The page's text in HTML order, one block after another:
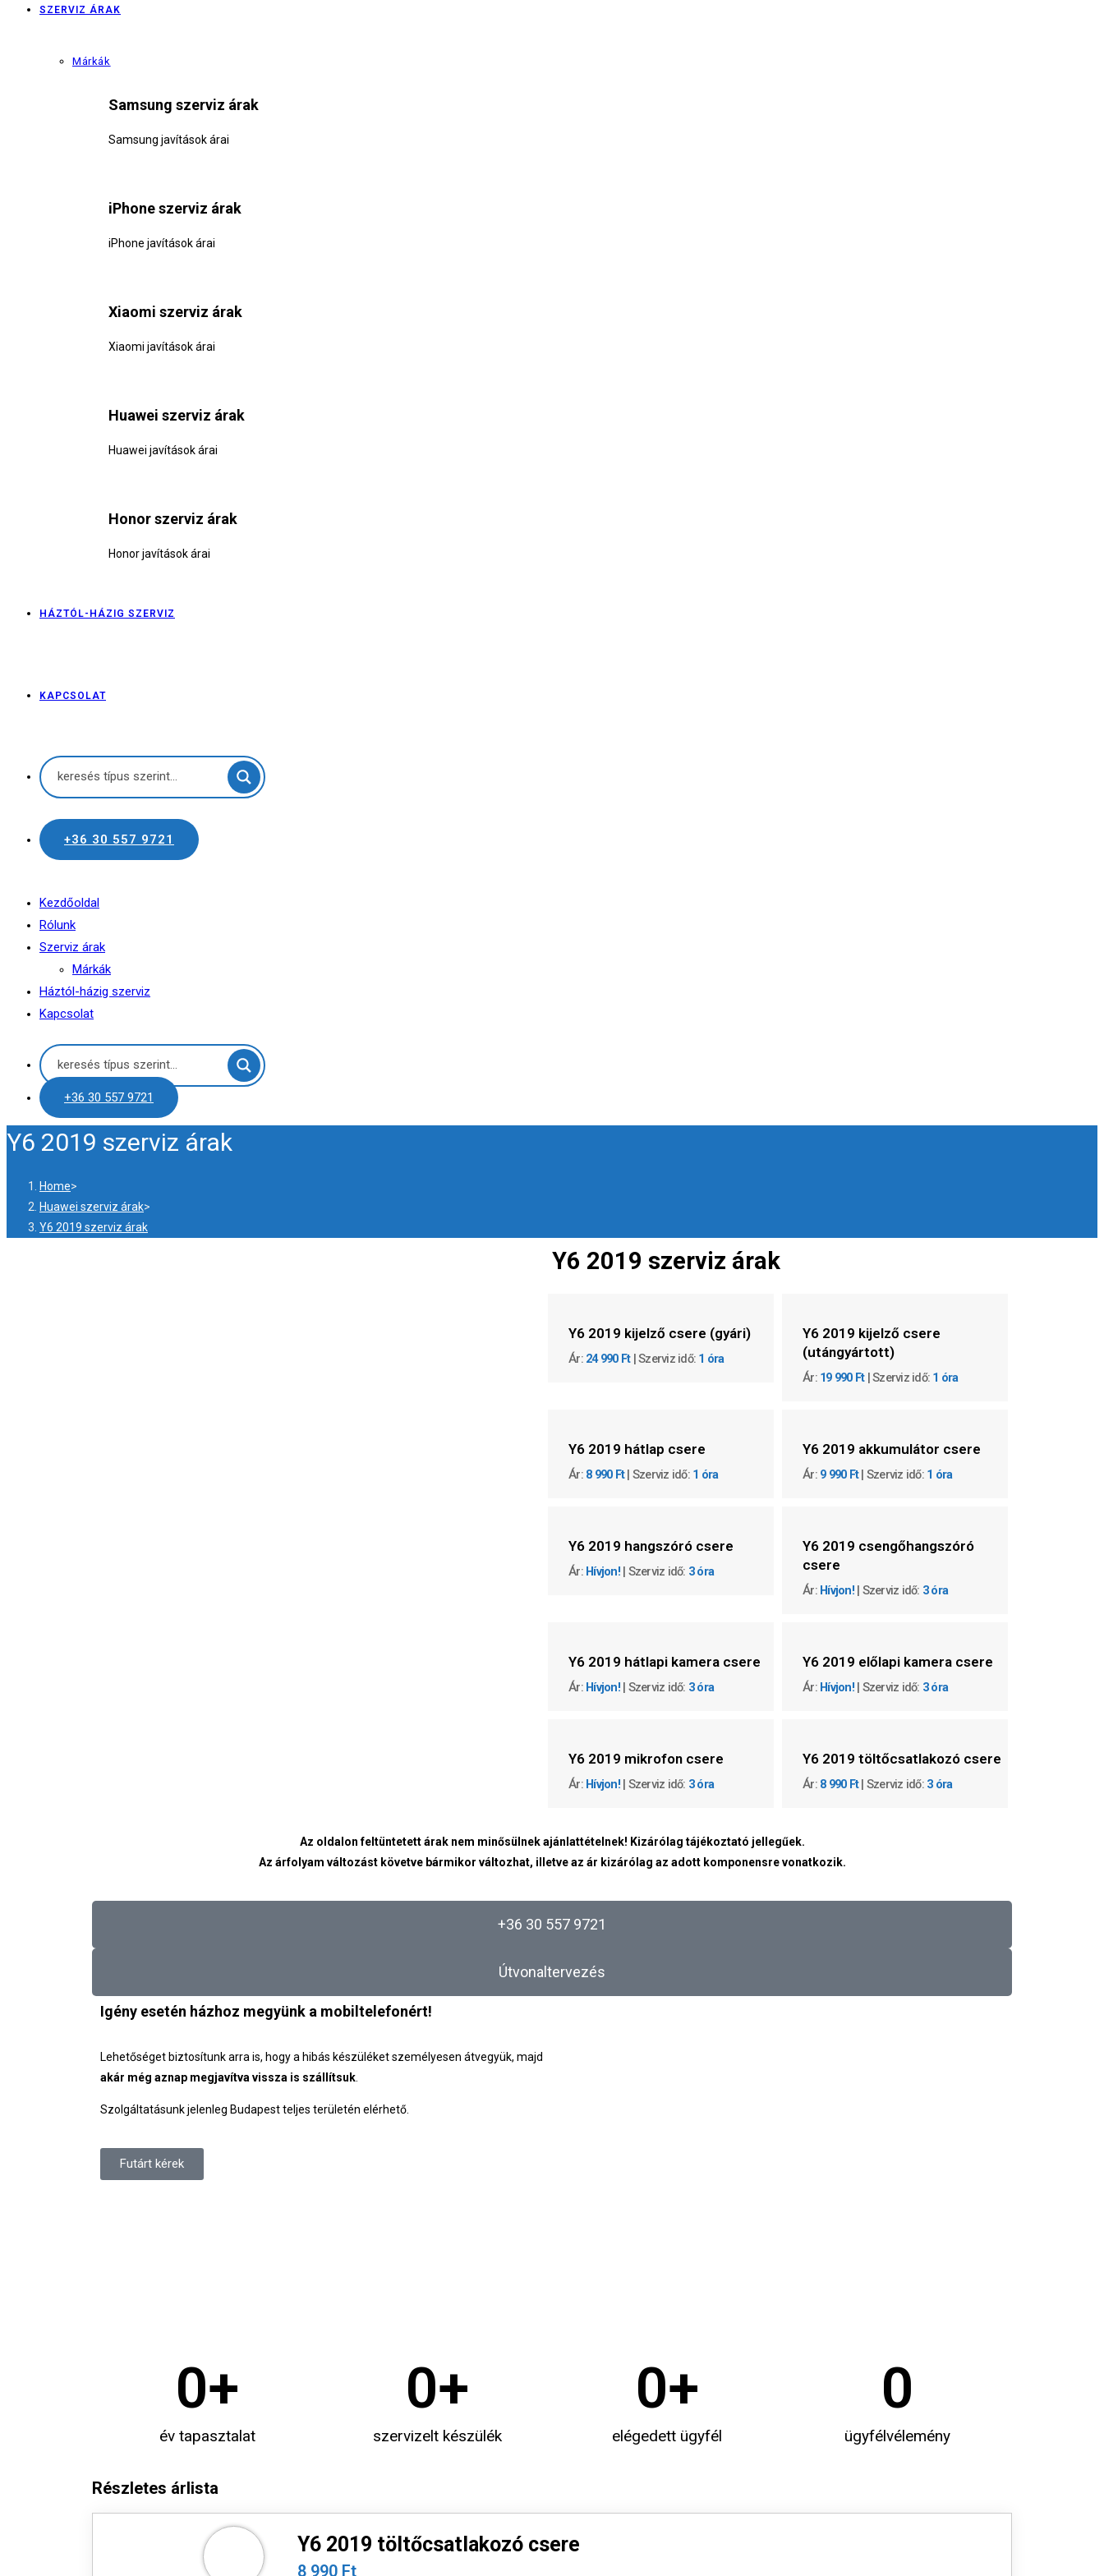
SZERVIZ ÁRAK
Márkák
Samsung szerviz árak
Samsung javítások árai
iPhone szerviz árak
iPhone javítások árai
Xiaomi szerviz árak
Xiaomi javítások árai
Huawei szerviz árak
Huawei javítások árai
Honor szerviz árak
Honor javítások árai
HÁZTÓL-HÁZIG SZERVIZ
KAPCSOLAT
+36 30 557 9721
Kezdőoldal
Rólunk
Szerviz árak
Márkák
Háztól-házig szerviz
Kapcsolat
+36 30 557 9721
Y6 2019 szerviz árak
Home>
Huawei szerviz árak>
Y6 2019 szerviz árak
Y6 2019 szerviz árak
Y6 2019 kijelző csere (gyári)
Ár: 24 990 Ft| Szerviz idő: 1 óra
Y6 2019 kijelző csere
(utángyártott)
Ár: 19 990 Ft| Szerviz idő: 1 óra
Y6 2019 hátlap csere
Ár: 8 990 Ft| Szerviz idő: 1 óra
Y6 2019 akkumulátor csere
Ár: 9 990 Ft| Szerviz idő: 1 óra
Y6 2019 hangszóró csere
Ár: Hívjon!| Szerviz idő: 3 óra
Y6 2019 csengőhangszóró
csere
Ár: Hívjon!| Szerviz idő: 3 óra
Y6 2019 hátlapi kamera csere
Ár: Hívjon!| Szerviz idő: 3 óra
Y6 2019 előlapi kamera csere
Ár: Hívjon!| Szerviz idő: 3 óra
Y6 2019 mikrofon csere
Ár: Hívjon!| Szerviz idő: 3 óra
Y6 2019 töltőcsatlakozó csere
Ár: 8 990 Ft| Szerviz idő: 3 óra
Az oldalon feltüntetett árak nem minősülnek ajánlattételnek! Kizárólag tájékoztató jellegűek.
Az árfolyam változást követve bármikor változhat, illetve az ár kizárólag az adott komponensre vonatkozik.
+36 30 557 9721
Útvonaltervezés
Igény esetén házhoz megyünk a mobiltelefonért!
Lehetőséget biztosítunk arra is, hogy a hibás készüléket személyesen átvegyük, majd
akár még aznap megjavítva vissza is szállítsuk
Szolgáltatásunk jelenleg Budapest teljes területén elérhető.
Futárt kérek
év tapasztalat
0+
szervizelt készülék
0+
elégedett ügyfél
0+
ügyfélvélemény
0
Részletes árlista
Y6 2019 töltőcsatlakozó csere
8 990 Ft